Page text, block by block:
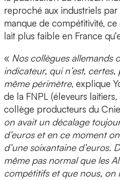
reproché aux industriels par
manque de compétitivité,
lait plus faible en France
« Nos collègues allemands
indicateur, qui n’est,
même périmètre, explique
de la FNPL (éleveurs
collège producteurs du
on avait un décalage
d’euros et en ce moment
d’une soixantaine d’euros.
même pas normal que les
compétitifs et que nous, on